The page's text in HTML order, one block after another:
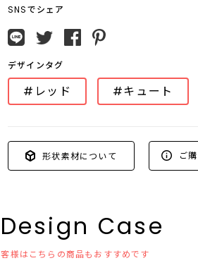
SNSでシェア
デザインタグ
#レッド #キュート
形状素材について ご
Design Case
様はこちらの商品もおすすめです